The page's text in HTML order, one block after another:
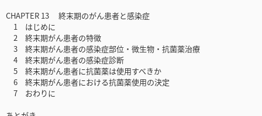
CHAPTER 13 終末期のがん患者と感染症
1 はじめに
2 終末期がん患者の特徴
3 終末期がん患者の感染症部位・微生物・抗菌薬治療
4 終末期がん患者の感染症診断
5 終末期がん患者に抗菌薬は使用すべきか
6 終末期がん患者における抗菌薬使用の決定
7 おわりに